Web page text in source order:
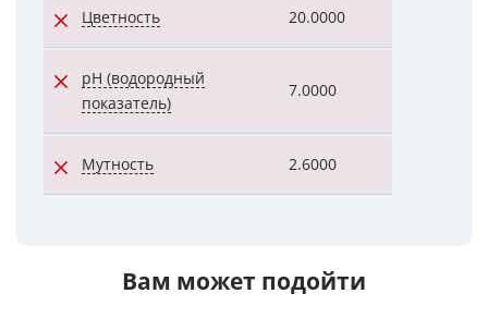
Цветность 20.0000
pH (водородный
показатель)
7.0000
Мутность 2.6000
Вам может подойти